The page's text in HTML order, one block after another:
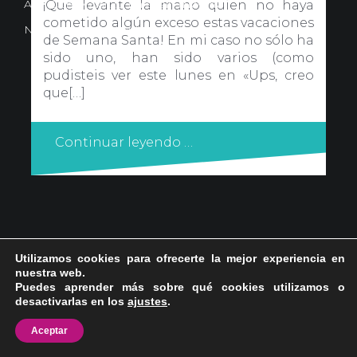
¡Que levante la mano quien no haya
cometido algún exceso estas vacaciones
de Semana Santa! En mi caso no sólo ha
sido uno, han sido varios (como
pudisteis ver este lunes en «Ups, creo
que[…]
Continuar leyendo …
Avd. Comercial 20 Barañain (Navarra)
Nota Legal·Privacidad ·Política de Cookies
Utilizamos cookies para ofrecerte la mejor experiencia en
nuestra web.
Puedes aprender más sobre qué cookies utilizamos o
desactivarlas en los ajustes.
Aceptar